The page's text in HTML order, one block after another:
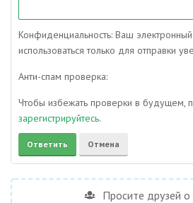
Конфиденциальность: Ваш
использоваться только для отправки
Анти-спам проверка:
Чтобы избежать проверки в будущем,
зарегистрируйтесь.
Просите друзей